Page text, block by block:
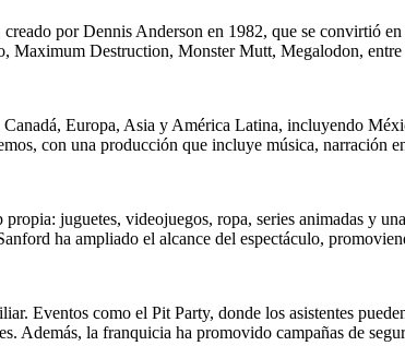
por Dennis Anderson en 1982, que se convirtió
Maximum Destruction, Monster Mutt, Megalodon, entre
Europa, Asia y América Latina, incluyendo
con una producción que incluye música, narración
juguetes, videojuegos, ropa, series animadas y
ha ampliado el alcance del espectáculo,
Eventos como el Pit Party, donde los asistentes
Además, la franquicia ha promovido campañas de